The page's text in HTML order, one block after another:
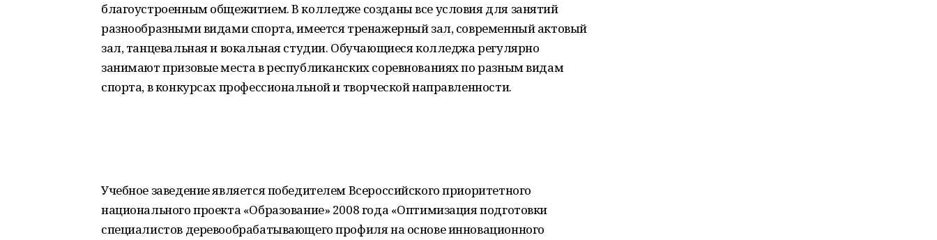
благоустроенным общежитием. В колледже созданы все условия для занятий
разнообразными видами спорта, имеется тренажерный зал, современный актовый
зал, танцевальная и вокальная студии. Обучающиеся колледжа регулярно
занимают призовые места в республиканских соревнованиях по разным видам
спорта, в конкурсах профессиональной и творческой направленности.
Учебное заведение является победителем Всероссийского приоритетного
национального проекта «Образование» 2008 года «Оптимизация подготовки
специалистов деревообрабатывающего профиля на основе инновационного